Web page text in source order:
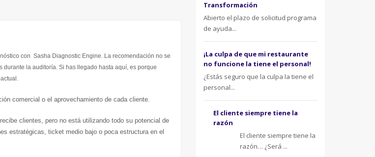
con Sasha Diagnostic Engine. La recomendación no se
durante la auditoría. Si has llegado hasta aquí, es porque
comercial o el aprovechamiento de cada cliente.
clientes, pero no está utilizando todo su potencial de
estratégicas, ticket medio bajo o poca estructura en el
Transformación
Abierto el plazo de solicitud programa
de ayuda...
¡La culpa de que mi restaurante
no funcione la tiene el personal!
¿Estás seguro que la culpa la tiene el
personal...
El cliente siempre tiene la
razón
El cliente siempre tiene la
razón… ¿Será ...